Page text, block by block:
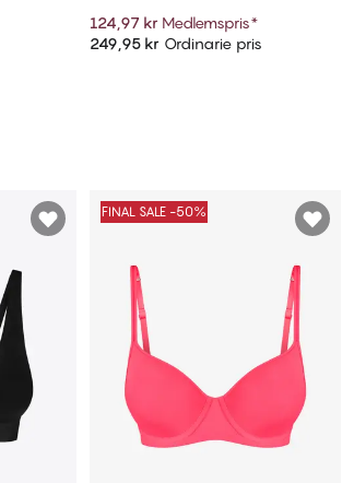
Lägg till i varukorg
124,97 kr Medlemspris*
249,95 kr Ordinarie pris
FINAL SALE -50%